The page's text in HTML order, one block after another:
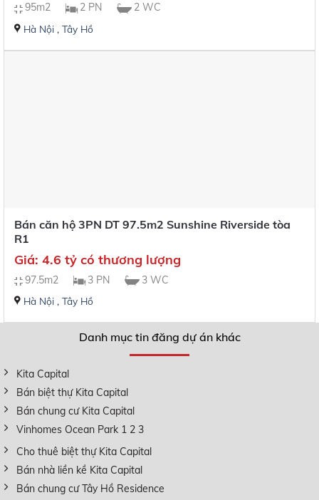
95m2 2 PN 2 WC
Hà Nội, Tây Hồ
Bán căn hộ 3PN DT 97.5m2 Sunshine Riverside tòa
R1
Giá: 4.6 tỷ có thương lượng
97.5m2 3 PN 3 WC
Hà Nội, Tây Hồ
Danh mục tin đăng dự án khác
Kita Capital
Bán biệt thự Kita Capital
Bán chung cư Kita Capital
Vinhomes Ocean Park 1 2 3
Cho thuê biệt thự Kita Capital
Bán nhà liền kề Kita Capital
Bán chung cư Tây Hồ Residence